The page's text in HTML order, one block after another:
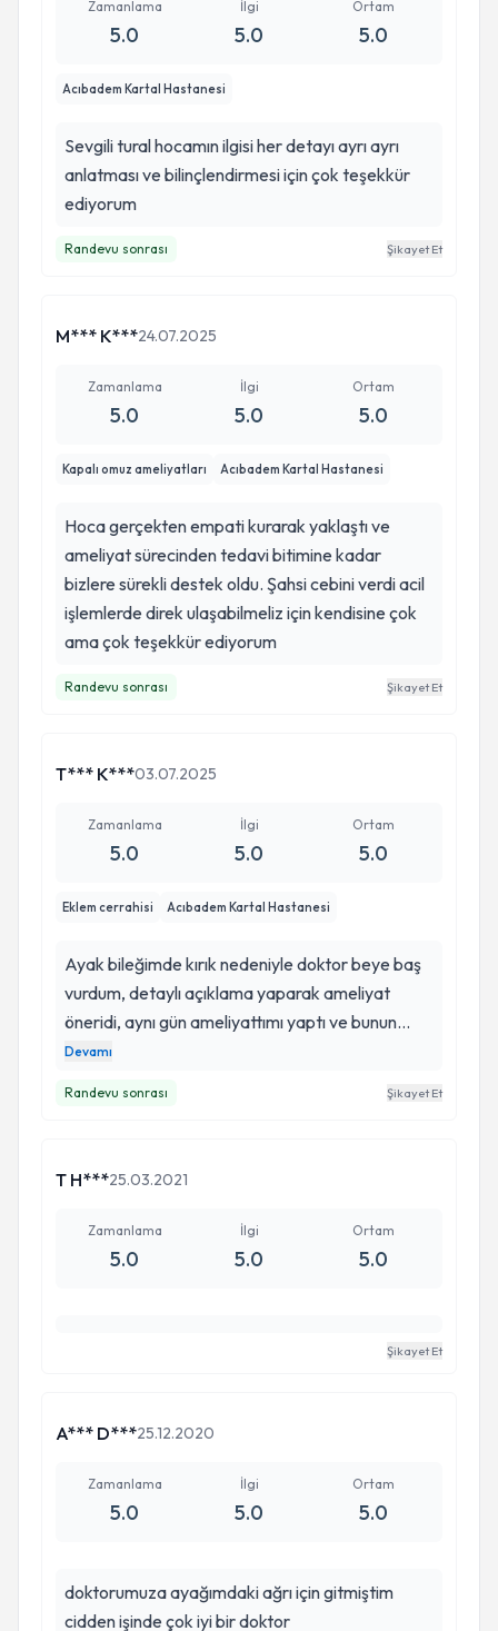
Zamanlama
5.0
İlgi
5.0
Ortam
5.0
Acıbadem Kartal Hastanesi
Sevgili tural hocamın ilgisi her detayı ayrı ayrı
anlatması ve bilinçlendirmesi için çok teşekkür
ediyorum
Randevu sonrası Şikayet Et
M*** K***24.07.2025
Zamanlama
5.0
İlgi
5.0
Ortam
5.0
Kapalı omuz ameliyatları Acıbadem Kartal Hastanesi
Hoca gerçekten empati kurarak yaklaştı ve
ameliyat sürecinden tedavi bitimine kadar
bizlere sürekli destek oldu. Şahsi cebini verdi acil
işlemlerde direk ulaşabilmeliz için kendisine çok
ama çok teşekkür ediyorum
Randevu sonrası Şikayet Et
T*** K***03.07.2025
Zamanlama
5.0
İlgi
5.0
Ortam
5.0
Eklem cerrahisi Acıbadem Kartal Hastanesi
Ayak bileğimde kırık nedeniyle doktor beye baş
vurdum, detaylı açıklama yaparak ameliyat
öneridi, aynı gün ameliyattımı yaptı ve bunun
sayesinde 1,5 aydında normal hayatıma döndüm,
Devamı
Randevu sonrası Şikayet Et
T H***25.03.2021
Zamanlama
5.0
İlgi
5.0
Ortam
5.0
Şikayet Et
A*** D***25.12.2020
Zamanlama
5.0
İlgi
5.0
Ortam
5.0
doktorumuza ayağımdaki ağrı için gitmiştim
cidden işinde çok iyi bir doktor